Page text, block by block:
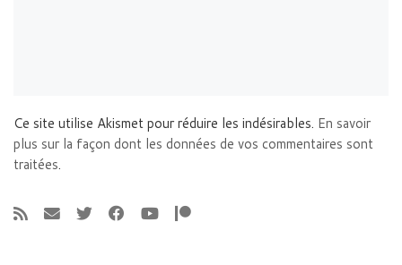
Ce site utilise Akismet pour réduire les indésirables. En savoir
plus sur la façon dont les données de vos commentaires sont
traitées.